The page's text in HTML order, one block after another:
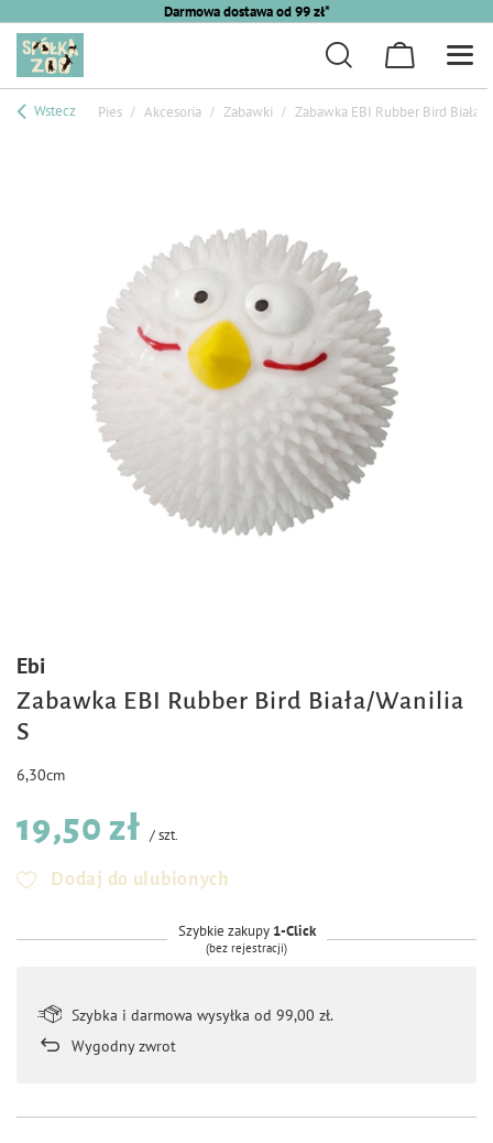
Darmowa dostawa od 99 zł*
Wstecz Pies Akcesoria Zabawki Zabawka EBI Rubber Bird Biała/
Ebi
Zabawka EBI Rubber Bird Biała/Wanilia
S
6,30cm
19,50 zł /szt.
Dodaj do ulubionych
Szybkie zakupy 1-Click
(bez rejestracji)
Szybka i darmowa wysyłka od 99,00 zł.
Wygodny zwrot